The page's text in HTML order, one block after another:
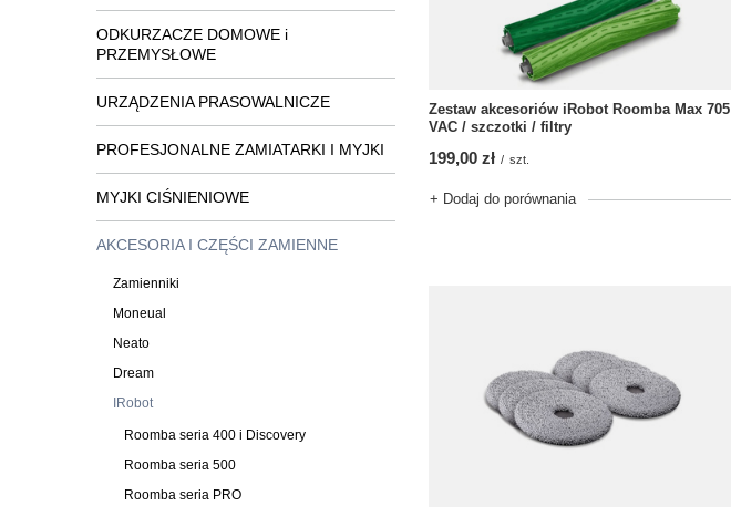
ODKURZACZE DOMOWE i
PRZEMYSŁOWE
URZĄDZENIA PRASOWALNICZE
PROFESJONALNE ZAMIATARKI I MYJKI
MYJKI CIŚNIENIOWE
AKCESORIA I CZĘŚCI ZAMIENNE
Zamienniki
Moneual
Neato
Dream
IRobot
Roomba seria 400 i Discovery
Roomba seria 500
Roomba seria PRO
Zestaw akcesoriów iRobot Roomba Max 705
VAC / szczotki / filtry
199,00 zł / szt.
+ Dodaj do porównania